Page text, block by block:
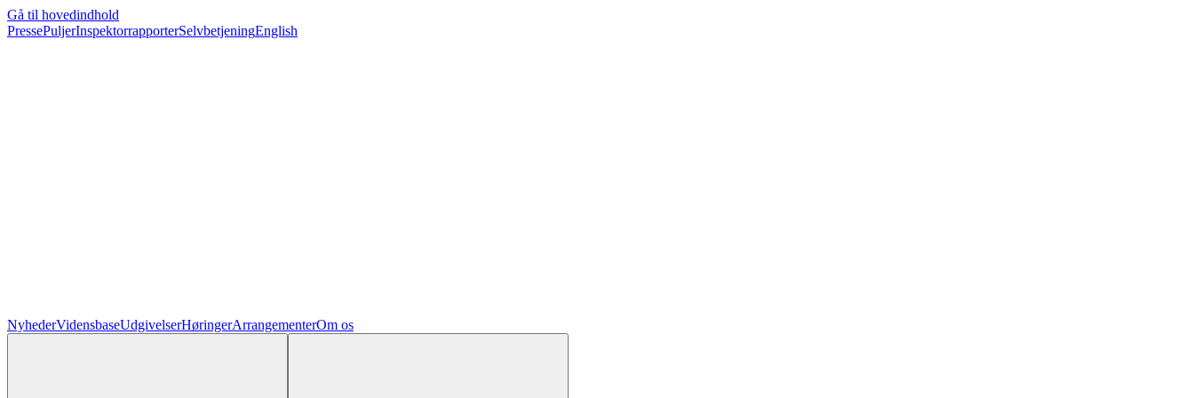
Gå til hovedindhold
PressePuljerInspektorrapporterSelvbetjeningEnglish
NyhederVidensbaseUdgivelserHøringerArrangementerOm os